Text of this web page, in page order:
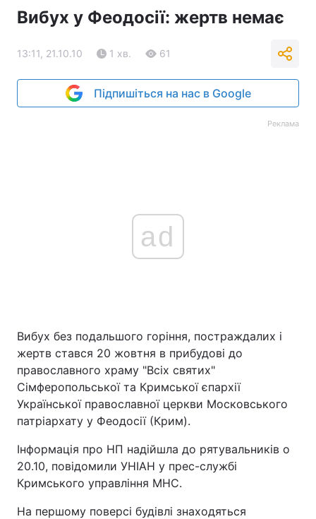
Вибух у Феодосії: жертв немає
13:11, 21.10.10 1 хв. 61
Підпишіться на нас в Google
Реклама
ad
Вибух без подальшого горіння, постраждалих і
жертв стався 20 жовтня в прибудові до
православного храму "Всіх святих"
Сімферопольської та Кримської єпархії
Української православної церкви Московського
патріархату у Феодосії (Крим).
Інформація про НП надійшла до рятувальників о
20.10, повідомили УНІАН у прес-службі
Кримського управління МНС.
На першому поверсі будівлі знаходяться